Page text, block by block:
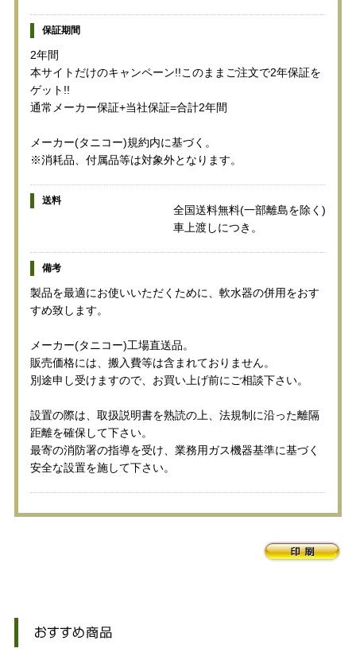
保証期間
2年間
本サイトだけのキャンペーン!!このままご注文で2年保証を
ゲット!!
通常メーカー保証+当社保証=合計2年間
メーカー(タニコー)規約内に基づく。
※消耗品、付属品等は対象外となります。
送料
全国送料無料(一部離島を除く)
車上渡しにつき。
備考
製品を最適にお使いいただくために、軟水器の併用をおす
すめ致します。
メーカー(タニコー)工場直送品。
販売価格には、搬入費等は含まれておりません。
別途申し受けますので、お買い上げ前にご相談下さい。
設置の際は、取扱説明書を熟読の上、法規制に沿った離隔
距離を確保して下さい。
最寄の消防署の指導を受け、業務用ガス機器基準に基づく
安全な設置を施して下さい。